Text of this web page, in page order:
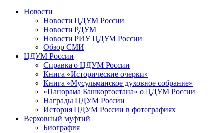
Новости
Новости ЦДУМ России
Новости РДУМ
Новости РИУ ЦДУМ России
Обзор СМИ
ЦДУМ России
Справка о ЦДУМ России
Книга «Исторические очерки»
Книга «Мусульманское духовное собрание»
«Панорама Башкортостана» о ЦДУМ России
Награды ЦДУМ России
История ЦДУМ России в фотографиях
Верховный муфтий
Биография